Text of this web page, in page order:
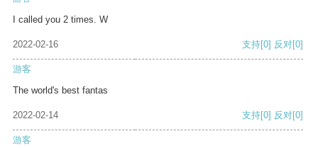
I called you 2 times. W
2022-02-16 支持[0] 反对[0]
游客
The world's best fantas
2022-02-14 支持[0] 反对[0]
游客